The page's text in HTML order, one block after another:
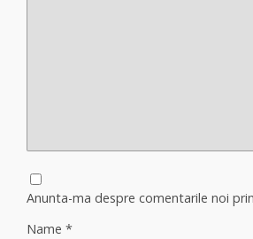
Anunta-ma despre comentarile noi
Name *